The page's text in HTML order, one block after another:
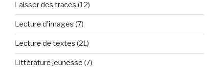
Laisser des traces (12)
Lecture d'images (7)
Lecture de textes (21)
Littérature jeunesse (7)